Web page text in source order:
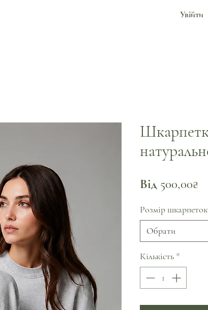
Увійти
Від 500,00₴
Розмір шкарпеток
Обрати
Кількість *